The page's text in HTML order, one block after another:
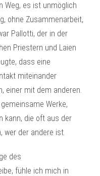
Weg, es ist unmöglich
ohne Zusammenarbeit,
Pallotti, der in der
Priestern und Laien
dass eine
miteinander
einer mit dem anderen.
Werke,
kann, die oft aus der
wer der andere ist.
des
fühle ich mich in